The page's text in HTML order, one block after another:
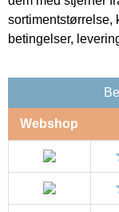
sortimentstørrelse,
betingelser,
Webshop